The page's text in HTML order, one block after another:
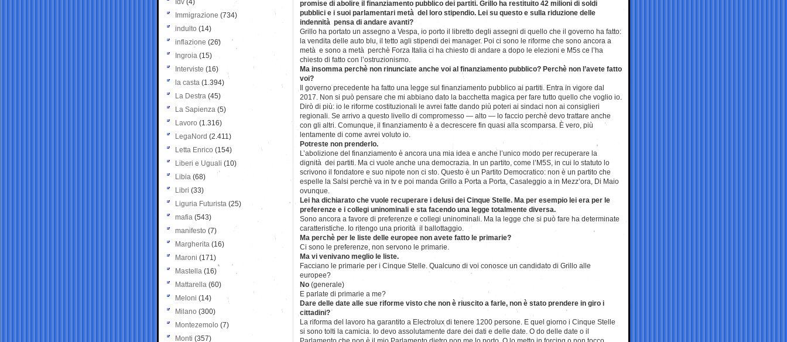
promise di abolire il finanziamento pubblico dei partiti. Grillo ha restituito 42 milioni di soldi
pubblici e i suoi parlamentari metà del loro stipendio. Lei su questo e sulla riduzione delle
indennità pensa di andare avanti?
Grillo ha portato un assegno a Vespa, io porto il libretto degli assegni di quello che il governo ha fatto:
la vendita delle auto blu, il tetto agli stipendi dei manager. Poi ci sono le riforme che sono ancora a
metà e sono a metà perchè Forza Italia ci ha chiesto di andare a dopo le elezioni e M5s ce l’ha
chiesto di fatto con l’ostruzionismo.
Ma insomma perchè non rinunciate anche voi al finanziamento pubblico? Perchè non l’avete fatto
voi?
Il governo precedente ha fatto una legge sul finanziamento pubblico ai partiti. Entra in vigore dal
2017. Non si può pensare che mi abbiano dato la bacchetta magica per fare tutto quello che voglio io.
Dirò di più: io le riforme costituzionali le avrei fatte dando più poteri ai sindaci non ai consiglieri
regionali. Se arrivo a questo livello di compromesso — alto — lo faccio perchè devo trattare anche
con gli altri. Comunque, il finanziamento è a decrescere fin quasi alla scomparsa. È vero, più
lentamente di come avrei voluto io.
Potreste non prenderlo.
L’abolizione del finanziamento è ancora una mia idea e anche l’unico modo per recuperare la
dignità dei partiti. Ma ci vuole anche una democrazia. In un partito, come l’M5S, in cui lo statuto lo
scrivono il fondatore e suo nipote non ci sto. Questo è un Partito Democratico: non è un partito che
espelle la Salsi perchè va in tv e poi manda Grillo a Porta a Porta, Casaleggio a in Mezz’ora, Di Maio
ovunque.
Lei ha dichiarato che vuole recuperare i delusi dei Cinque Stelle. Ma per esempio lei era per le
preferenze e i collegi uninominali e sta facendo una legge totalmente diversa.
Sono ancora a favore di preferenze e collegi uninominali. Ma la legge che si può fare ha determinate
caratteristiche. Io ritengo una priorità il ballottaggio.
Ma perchè per le liste delle europee non avete fatto le primarie?
Ci sono le preferenze, non servono le primarie.
Ma vi venivano meglio le liste.
Facciano le primarie per i Cinque Stelle. Qualcuno di voi conosce un candidato di Grillo alle
europee?
No (generale)
E parlate di primarie a me?
Dare delle date alle sue riforme visto che non è riuscito a farle, non è stato prendere in giro i
cittadini?
La riforma del lavoro ha garantito a Electrolux di tenere 1200 persone. E quel giorno i Cinque Stelle
si sono tolti la camicia. Io devo assolutamente dare dei dati e delle date. O do delle date o il
Idv (4)
Immigrazione (734)
indulto (14)
inflazione (26)
Ingroia (15)
Interviste (16)
la casta (1.394)
La Destra (45)
La Sapienza (5)
Lavoro (1.316)
LegaNord (2.411)
Letta Enrico (154)
Liberi e Uguali (10)
Libia (68)
Libri (33)
Liguria Futurista (25)
mafia (543)
manifesto (7)
Margherita (16)
Maroni (171)
Mastella (16)
Mattarella (60)
Meloni (14)
Milano (300)
Montezemolo (7)
Monti (357)